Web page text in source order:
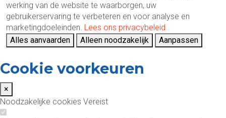
werking van de website te waarborgen, uw
gebruikerservaring te verbeteren en voor analyse en
marketingdoeleinden. Lees ons privacybeleid
Alles aanvaarden
Alleen noodzakelijk Aanpassen
Cookie voorkeuren
×
Noodzakelijke cookies Vereist